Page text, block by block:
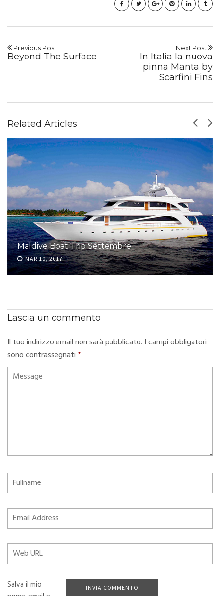
Previous Post
Beyond The Surface
Next Post
In Italia la nuova
pinna Manta by
Scarfini Fins
Related Articles
Maldive Boat Trip Settembre
MAR 10, 2017
Lascia un commento
Il tuo indirizzo email non sarà pubblicato. I campi obbligatori
sono contrassegnati*
Salva il mio